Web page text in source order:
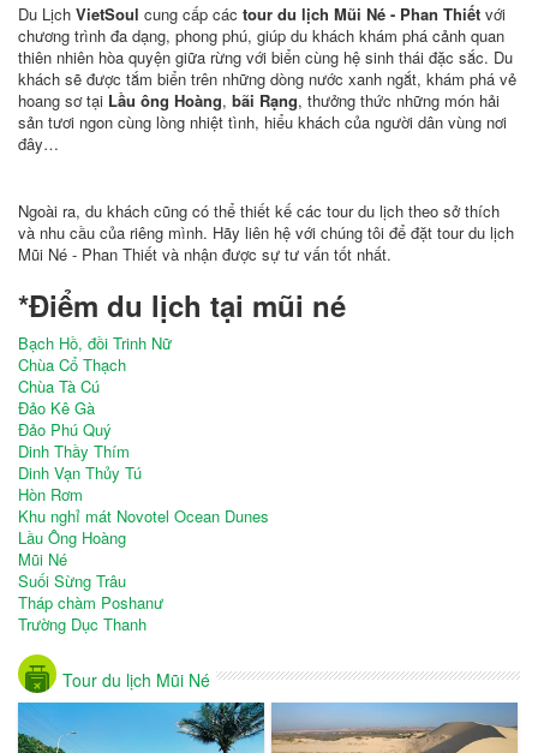
Du Lịch VietSoul cung cấp các tour du lịch Mũi Né - Phan Thiết với
chương trình đa dạng, phong phú, giúp du khách khám phá cảnh quan
thiên nhiên hòa quyện giữa rừng với biển cùng hệ sinh thái đặc sắc. Du
khách sẽ được tắm biển trên những dòng nước xanh ngắt, khám phá vẻ
hoang sơ tại Lầu ông Hoàng, bãi Rạng, thưởng thức những món hải
sản tươi ngon cùng lòng nhiệt tình, hiểu khách của người dân vùng nơi
đây…
Ngoài ra, du khách cũng có thể thiết kế các tour du lịch theo sở thích
và nhu cầu của riêng mình. Hãy liên hệ với chúng tôi để đặt tour du lịch
Mũi Né - Phan Thiết và nhận được sự tư vấn tốt nhất.
*Điểm du lịch tại mũi né
Bạch Hồ, đồi Trinh Nữ
Chùa Cổ Thạch
Chùa Tà Cú
Đảo Kê Gà
Đảo Phú Quý
Dinh Thầy Thím
Dinh Vạn Thủy Tú
Hòn Rơm
Khu nghỉ mát Novotel Ocean Dunes
Lầu Ông Hoàng
Mũi Né
Suối Sừng Trâu
Tháp chàm Poshanư
Trường Dục Thanh
Tour du lịch Mũi Né